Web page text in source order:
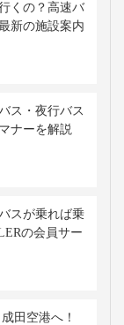
くの？高速バ
新の施設案内
ス・夜行バス
ナーを解説
スが乗れば乗
の会員サー
田空港へ！